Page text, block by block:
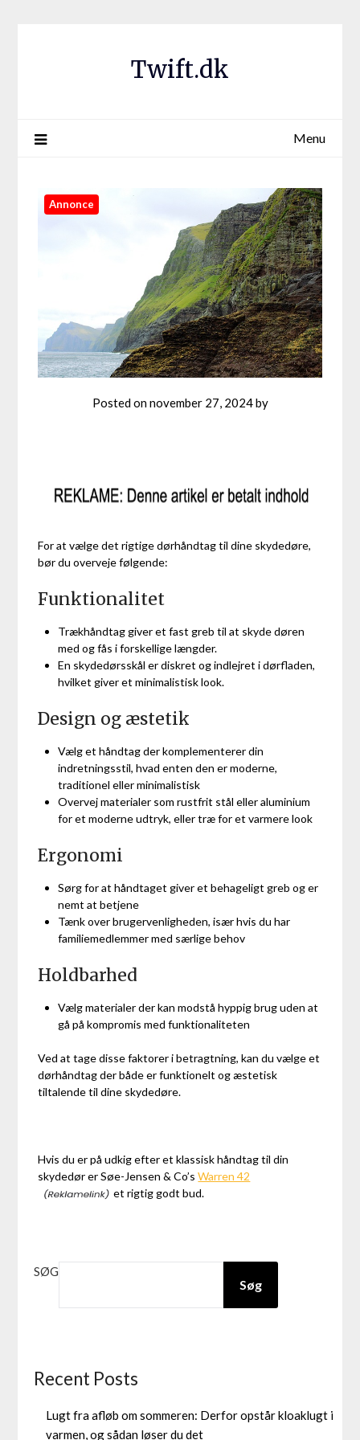
Twift.dk
Menu
Annonce
Posted onnovember 27, 2024by
For at vælge det rigtige dørhåndtag til dine skydedøre,
bør du overveje følgende:
Funktionalitet
Trækhåndtag giver et fast greb til at skyde døren
med og fås i forskellige længder.
En skydedørsskål er diskret og indlejret i dørfladen,
hvilket giver et minimalistisk look.
Design og æstetik
Vælg et håndtag der komplementerer din
indretningsstil, hvad enten den er moderne,
traditionel eller minimalistisk
Overvej materialer som rustfrit stål eller aluminium
for et moderne udtryk, eller træ for et varmere look
Ergonomi
Sørg for at håndtaget giver et behageligt greb og er
nemt at betjene
Tænk over brugervenligheden, især hvis du har
familiemedlemmer med særlige behov
Holdbarhed
Vælg materialer der kan modstå hyppig brug uden at
gå på kompromis med funktionaliteten
Ved at tage disse faktorer i betragtning, kan du vælge et
dørhåndtag der både er funktionelt og æstetisk
tiltalende til dine skydedøre.
Hvis du er på udkig efter et klassisk håndtag til din
skydedør er Søe-Jensen & Co’sWarren 42
et rigtig godt bud.
SØG
Søg
Recent Posts
Lugt fra afløb om sommeren: Derfor opstår kloaklugt i
varmen, og sådan løser du det